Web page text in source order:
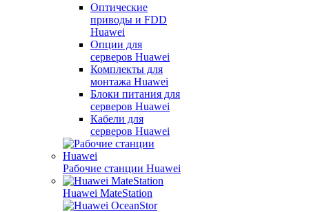
Оптические
приводы и FDD
Huawei
Опции для
серверов Huawei
Комплекты для
монтажа Huawei
Блоки питания для
серверов Huawei
Кабели для
серверов Huawei
Рабочие станции Huawei
Huawei MateStation